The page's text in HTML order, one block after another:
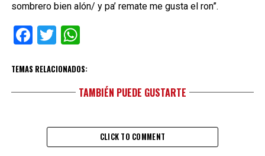
sombrero bien alón/ y pa’ remate me gusta el ron”.
Facebook
TwitterWhatsApp
TEMAS RELACIONADOS:
TAMBIÉN PUEDE GUSTARTE
CLICK TO COMMENT